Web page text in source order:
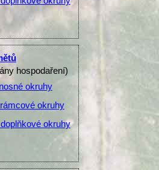
hospodaření)
okruhy
okruhy
okruhy